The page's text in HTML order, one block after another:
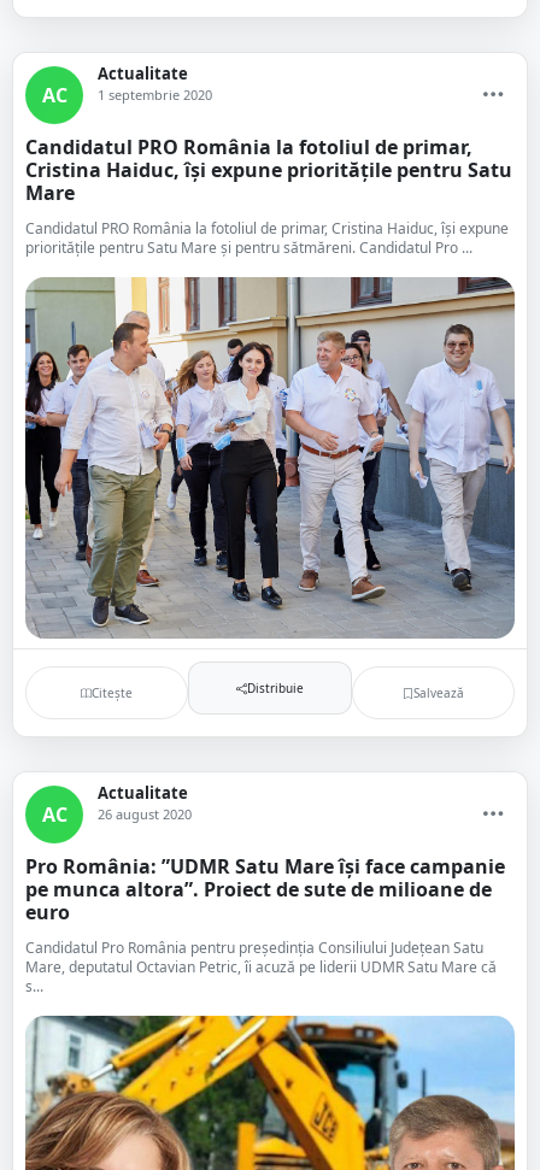
AC
Actualitate
1 septembrie 2020
Candidatul PRO România la fotoliul de primar,
Cristina Haiduc, își expune prioritățile pentru Satu
Mare
Candidatul PRO România la fotoliul de primar, Cristina Haiduc, își expune
prioritățile pentru Satu Mare și pentru sătmăreni. Candidatul Pro ...
Citește Distribuie Salvează
AC
Actualitate
26 august 2020
Pro România: ”UDMR Satu Mare își face campanie
pe munca altora”. Proiect de sute de milioane de
euro
Candidatul Pro România pentru președinția Consiliului Județean Satu
Mare, deputatul Octavian Petric, îi acuză pe liderii UDMR Satu Mare că
s...